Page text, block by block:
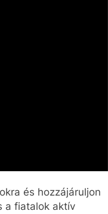
és hozzájáruljon
a fiatalok aktív